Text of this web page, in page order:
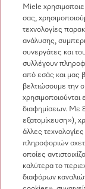
Επικοινωνία
Επισκόπηση
Πωλήσεις
210 6794444
Εξυπηρέτηση πελατών
210 6794444
Miele
σας,
τεχνολογίες
ανάλυσης,
συνεργάτες και
συλλέγουν
από εσάς και μας
βελτιώσουμε την
χρησιμοποιούνται
διαφημίσεων. Με
εξατομίκευση»),
άλλες
πληροφοριών
οποίες
καλύτερα το
διαφόρων